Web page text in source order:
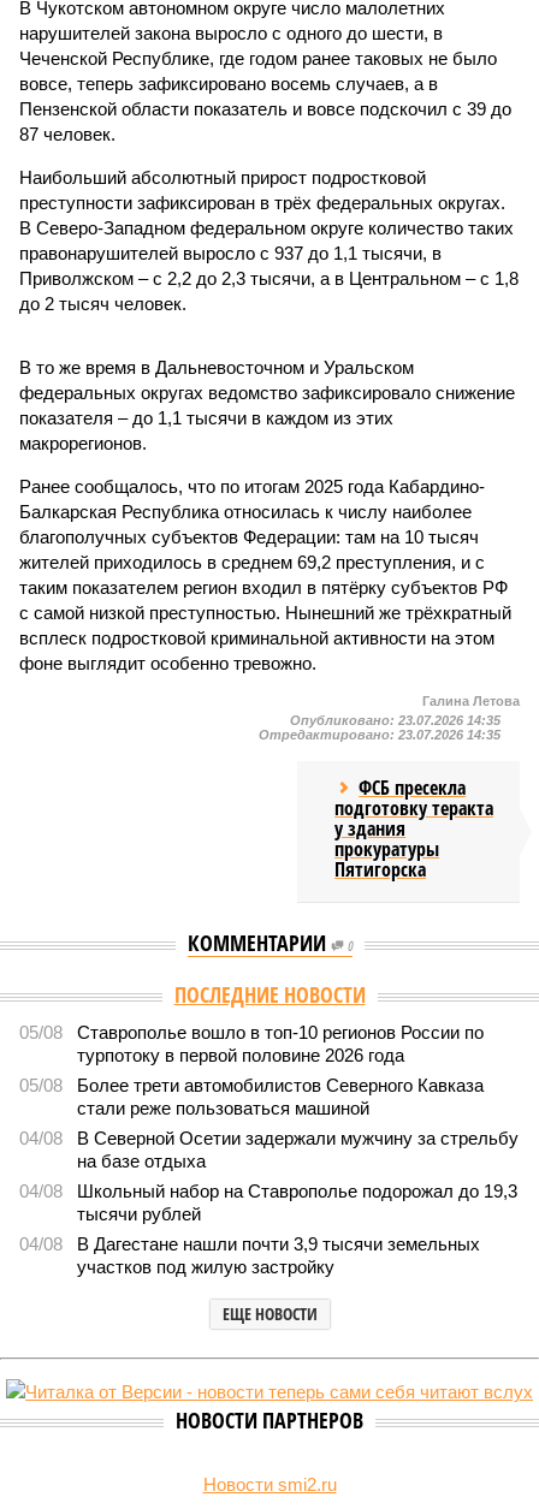
В Чукотском автономном округе число малолетних
нарушителей закона выросло с одного до шести, в
Чеченской Республике, где годом ранее таковых не было
вовсе, теперь зафиксировано восемь случаев, а в
Пензенской области показатель и вовсе подскочил с 39 до
87 человек.
Наибольший абсолютный прирост подростковой
преступности зафиксирован в трёх федеральных округах.
В Северо-Западном федеральном округе количество таких
правонарушителей выросло с 937 до 1,1 тысячи, в
Приволжском – с 2,2 до 2,3 тысячи, а в Центральном – с 1,8
до 2 тысяч человек.
В то же время в Дальневосточном и Уральском
федеральных округах ведомство зафиксировало снижение
показателя – до 1,1 тысячи в каждом из этих
макрорегионов.
Ранее сообщалось, что по итогам 2025 года Кабардино-
Балкарская Республика относилась к числу наиболее
благополучных субъектов Федерации: там на 10 тысяч
жителей приходилось в среднем 69,2 преступления, и с
таким показателем регион входил в пятёрку субъектов РФ
с самой низкой преступностью. Нынешний же трёхкратный
всплеск подростковой криминальной активности на этом
фоне выглядит особенно тревожно.
Галина Летова
Опубликовано: 23.07.2026 14:35
Отредактировано: 23.07.2026 14:35
ФСБ пресекла
подготовку теракта
у здания
прокуратуры
Пятигорска
КОММЕНТАРИИ 0
Версия //Общество //
В Дагестане после ливней 18 сёл остаются без
В Дагестане после ливней 18 сёл остаются без
транспортного сообщения
Отрезанные от большой земли
В Дагестане после ливней 18 сёл остаются без транспортного сообщения
(фото: Министерство транспорта и дорожного хозяйства Республики
Министерство транспорта Республики Дагестан обнародовало
актуальную сводку о ходе ликвидации последствий мощных
Согласно официальным данным на 13 июля, дорожным